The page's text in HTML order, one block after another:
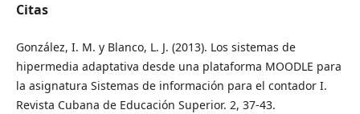
Citas
González, I. M. y Blanco, L. J. (2013). Los sistemas de
hipermedia adaptativa desde una plataforma MOODLE para
la asignatura Sistemas de información para el contador I.
Revista Cubana de Educación Superior. 2, 37-43.